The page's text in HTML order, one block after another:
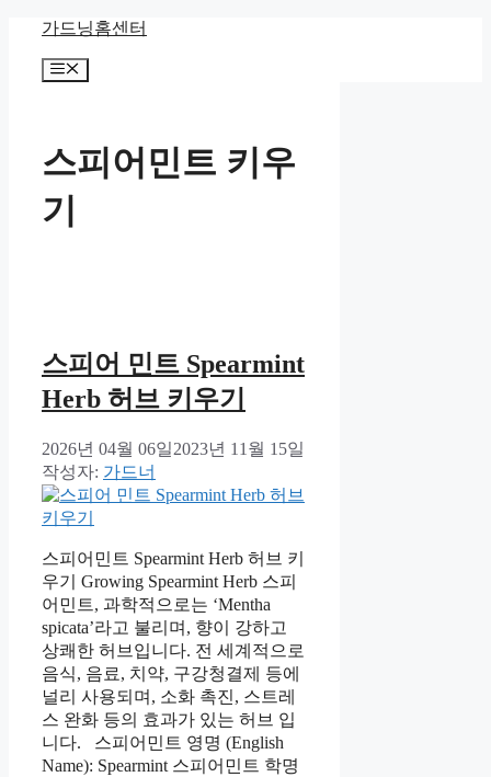
가드닝홈센터
메
스피어민트 키우
기
스피어 민트 Spearmint
Herb 허브 키우기
2026년 04월 06일2023년 11월 15일
작성자: 가드너
스피어민트 Spearmint Herb 허브 키
우기 Growing Spearmint Herb 스피
어민트, 과학적으로는 ‘Mentha
spicata’라고 불리며, 향이 강하고
상쾌한 허브입니다. 전 세계적으로
음식, 음료, 치약, 구강청결제 등에
널리 사용되며, 소화 촉진, 스트레
스 완화 등의 효과가 있는 허브 입
니다. 스피어민트 영명 (English
Name): Spearmint 스피어민트 학명